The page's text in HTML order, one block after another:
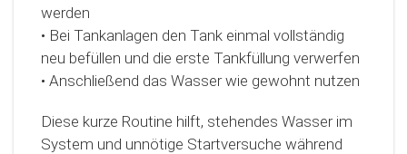
werden
• Bei Tankanlagen den Tank einmal vollständig
neu befüllen und die erste Tankfüllung verwerfen
• Anschließend das Wasser wie gewohnt nutzen
Diese kurze Routine hilft, stehendes Wasser im
System und unnötige Startversuche während